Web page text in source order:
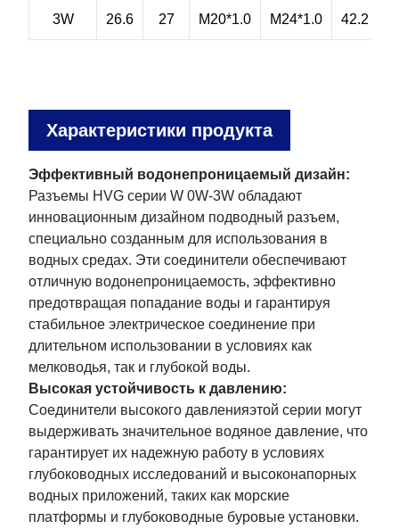
3W 26.6 27 M20*1.0 M24*1.0 42.2
Характеристики продукта
Эффективный водонепроницаемый дизайн:
Разъемы HVG серии W 0W-3W обладают
инновационным дизайном подводный разъем,
специально созданным для использования в
водных средах. Эти соединители обеспечивают
отличную водонепроницаемость, эффективно
предотвращая попадание воды и гарантируя
стабильное электрическое соединение при
длительном использовании в условиях как
мелководья, так и глубокой воды.
Высокая устойчивость к давлению:
Соединители высокого давленияэтой серии могут
выдерживать значительное водяное давление, что
гарантирует их надежную работу в условиях
глубоководных исследований и высоконапорных
водных приложений, таких как морские
платформы и глубоководные буровые установки.